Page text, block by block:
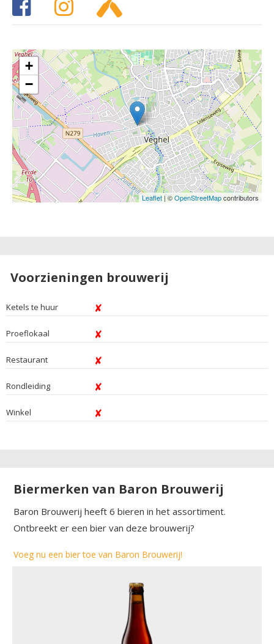
+
−
Leaflet | ©OpenStreetMapcontributors
Voorzieningen brouwerij
Ketels te huur
Proeflokaal
Restaurant
Rondleiding
Winkel
Biermerken van Baron Brouwerij
Baron Brouwerij heeft 6 bieren in het assortiment.
Ontbreekt er een bier van deze brouwerij?
Voeg nu een bier toe van Baron Brouwerij!